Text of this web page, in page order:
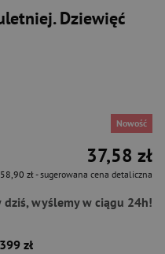
Dziewięć
Nowość
37,58 zł
58,90 zł- sugerowana cena detaliczna
dziś, wyślemy w ciągu 24h!
zł